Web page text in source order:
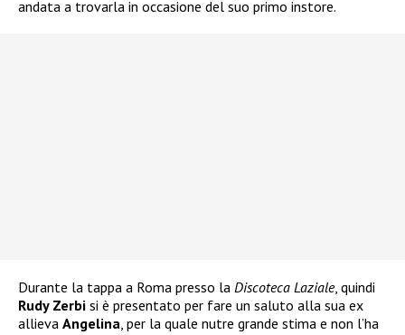
andata a trovarla in occasione del suo primo instore.
Durante la tappa a Roma presso la Discoteca Laziale, quindi
Rudy Zerbi si è presentato per fare un saluto alla sua ex
allieva Angelina, per la quale nutre grande stima e non l’ha